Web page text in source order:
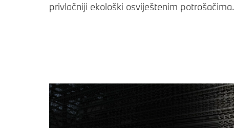
privlačniji ekološki osviještenim potrošačima.